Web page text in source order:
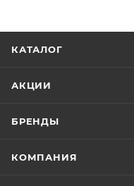
окончательными.
заказ был получен.
КАТАЛОГ
АКЦИИ
БРЕНДЫ
КОМПАНИЯ